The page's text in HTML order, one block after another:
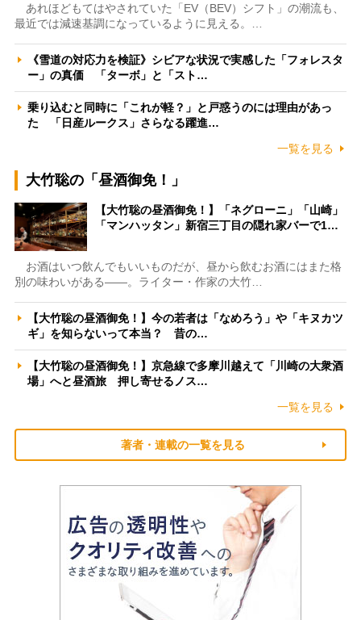
あれほどもてはやされていた「EV（BEV）シフト」の潮流も、
最近では減速基調になっているように見える。…
《雪道の対応力を検証》シビアな状況で実感した「フォレスタ
ー」の真価 「ターボ」と「スト…
乗り込むと同時に「これが軽？」と戸惑うのには理由があっ
た 「日産ルークス」さらなる躍進…
一覧を見る
大竹聡の「昼酒御免！」
【大竹聡の昼酒御免！】「ネグローニ」「山崎」
「マンハッタン」新宿三丁目の隠れ家バーで1…
お酒はいつ飲んでもいいものだが、昼から飲むお酒にはまた格
別の味わいがある――。ライター・作家の大竹…
【大竹聡の昼酒御免！】今の若者は「なめろう」や「キヌカツ
ギ」を知らないって本当？ 昔の…
【大竹聡の昼酒御免！】京急線で多摩川越えて「川崎の大衆酒
場」へと昼酒旅 押し寄せるノス…
一覧を見る
著者・連載の一覧を見る